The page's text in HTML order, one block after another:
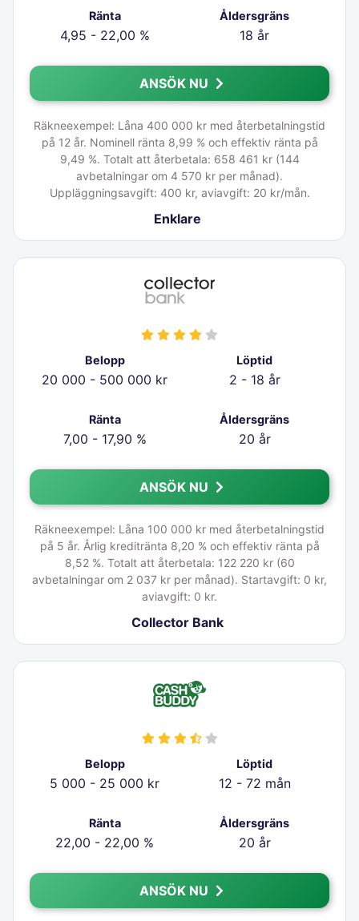
Ränta
4,95 - 22,00 %
Åldersgräns
18 år
ANSÖK NU
Räkneexempel: Låna 400 000 kr med återbetalningstid
på 12 år. Nominell ränta 8,99 % och effektiv ränta på
9,49 %. Totalt att återbetala: 658 461 kr (144
avbetalningar om 4 570 kr per månad).
Uppläggningsavgift: 400 kr, aviavgift: 20 kr/mån.
Enklare
Belopp
20 000 - 500 000 kr
Löptid
2 - 18 år
Ränta
7,00 - 17,90 %
Åldersgräns
20 år
ANSÖK NU
Räkneexempel: Låna 100 000 kr med återbetalningstid
på 5 år. Årlig kreditränta 8,20 % och effektiv ränta på
8,52 %. Totalt att återbetala: 122 220 kr (60
avbetalningar om 2 037 kr per månad). Startavgift: 0 kr,
aviavgift: 0 kr.
Collector Bank
Belopp
5 000 - 25 000 kr
Löptid
12 - 72 mån
Ränta
22,00 - 22,00 %
Åldersgräns
20 år
ANSÖK NU